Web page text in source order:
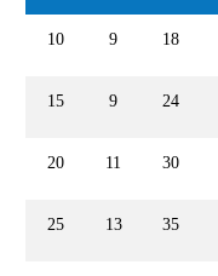
10 9 18
15 9 24
20 11 30
25 13 35